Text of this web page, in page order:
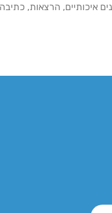
איכותיים, הרצאות,